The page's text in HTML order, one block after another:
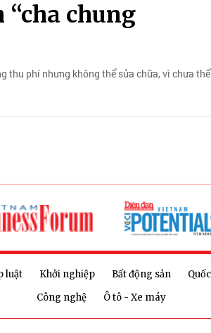
“cha chung
thu phí nhưng không thể sửa chữa, vì chưa thể
luật Khởi nghiệp Bất động sản
Công nghệ
Ô tô - Xe máy